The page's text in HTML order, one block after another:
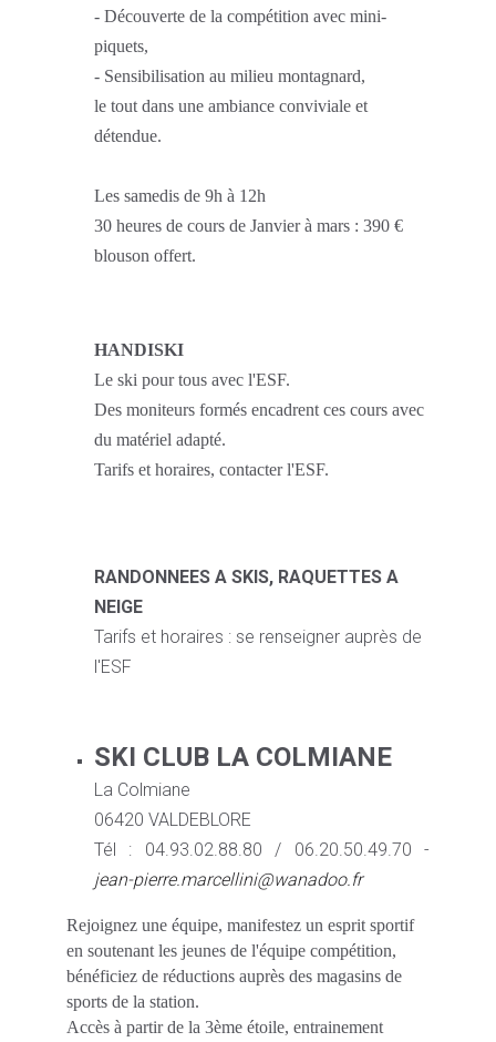
- Découverte de la compétition avec mini-
piquets,
- Sensibilisation au milieu montagnard,
le tout dans une ambiance conviviale et
détendue.
Les samedis de 9h à 12h
30 heures de cours de Janvier à mars : 390 €
blouson offert.
HANDISKI
Le ski pour tous avec l'ESF.
Des moniteurs formés encadrent ces cours avec
du matériel adapté.
Tarifs et horaires, contacter l'ESF.
RANDONNEES A SKIS, RAQUETTES A
NEIGE
Tarifs et horaires : se renseigner auprès de
l'ESF
SKI CLUB LA COLMIANE
La Colmiane
06420 VALDEBLORE
Tél : 04.93.02.88.80 / 06.20.50.49.70 -
jean-pierre.marcellini@wanadoo.fr
Rejoignez une équipe, manifestez un esprit sportif
en soutenant les jeunes de l'équipe compétition,
bénéficiez de réductions auprès des magasins de
sports de la station.
Accès à partir de la 3ème étoile, entrainement